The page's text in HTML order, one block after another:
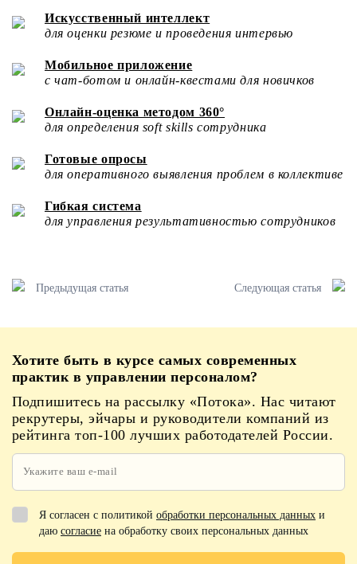
Искусственный интеллект
для оценки резюме и проведения интервью
Мобильное приложение
с чат-ботом и онлайн-квестами для новичков
Онлайн-оценка методом 360°
для определения soft skills сотрудника
Готовые опросы
для оперативного выявления проблем в коллективе
Гибкая система
для управления результативностью сотрудников
Предыдущая статья Следующая статья
Хотите быть в курсе самых современных
практик в управлении персоналом?
Подпишитесь на рассылку «Потока». Нас читают
рекрутеры, эйчары и руководители компаний из
рейтинга топ-100 лучших работодателей России.
Я согласен с политикой обработки персональных данных и
даю согласие на обработку своих персональных данных